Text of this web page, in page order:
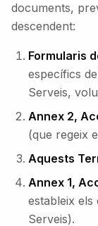
documents,
descendent:
Formularis
específics
Serveis,
Annex 2,
(que regeix
Aquests
Annex 1,
estableix els
Serveis).